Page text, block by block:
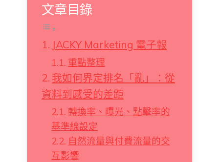
文章目錄
JACKY Marketing 電子報
重點整理
我如何界定排名「亂」：從
資料到感受的差距
轉換率、曝光、點擊率的
基準線設定
自然流量與付費流量的交
互影響